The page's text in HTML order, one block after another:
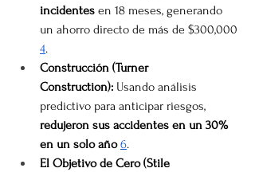
incidentes en 18 meses, generando
un ahorro directo de más de $300,000
4.
Construcción (Turner
Construction): Usando análisis
predictivo para anticipar riesgos,
redujeron sus accidentes en un 30%
en un solo año 6.
El Objetivo de Cero (Stile